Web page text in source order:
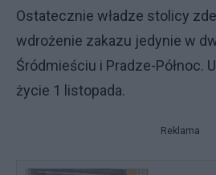
Ostatecznie władze stolicy
wdrożenie zakazu jedynie w
Śródmieściu i Pradze-Północ.
życie 1 listopada.
Reklama